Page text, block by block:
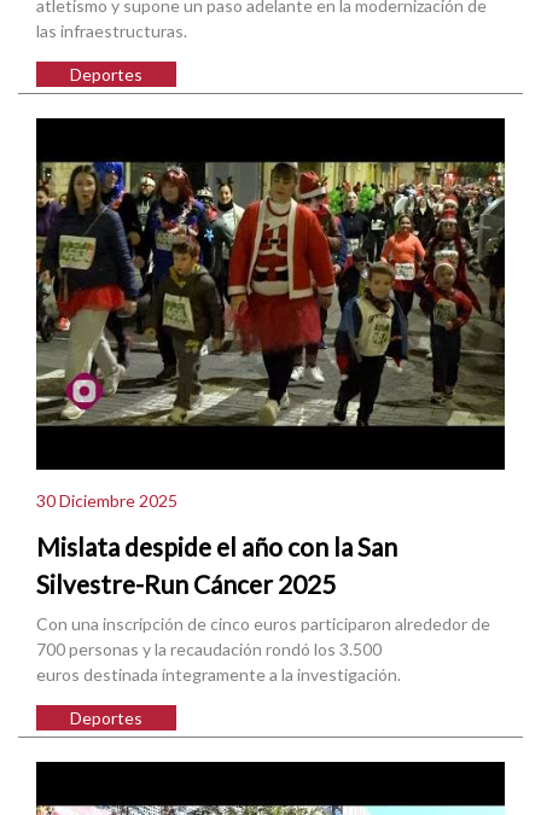
atletismo y supone un paso adelante en la modernización de
las infraestructuras.
Deportes
30 Diciembre 2025
Mislata despide el año con la San
Silvestre-Run Cáncer 2025
Con una inscripción de cinco euros participaron alrededor de
700 personas y la recaudación rondó los 3.500
euros destinada íntegramente a la investigación.
Deportes